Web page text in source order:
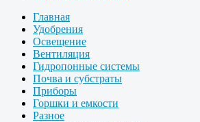
Главная
Удобрения
Освещение
Вентиляция
Гидропонные системы
Почва и субстраты
Приборы
Горшки и емкости
Разное